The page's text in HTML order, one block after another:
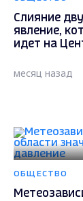
Слияние
явление,
идет на
месяц назад
ОБЩЕСТВО